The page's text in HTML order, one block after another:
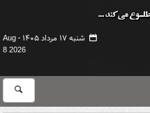
شنبه ۱۷ مرداد ۱۴۰۵ -
Aug
8 2026